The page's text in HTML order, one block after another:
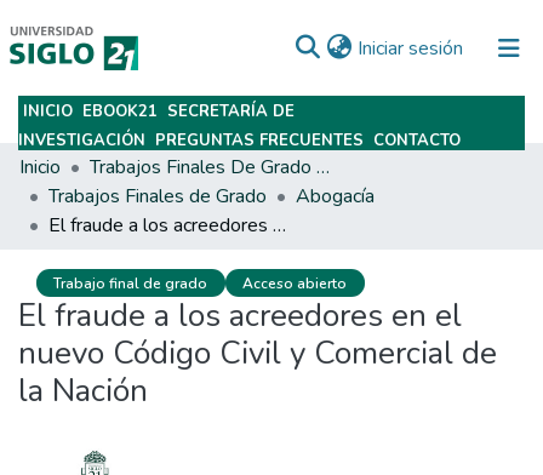
Iniciar sesión (current)
Subir
INICIO EBOOK21 SECRETARÍA DE
INVESTIGACIÓN PREGUNTAS FRECUENTES CONTACTO
Inicio
Trabajos Finales De Grado Y Posgrado
Trabajos Finales de Grado
Abogacía
El fraude a los acreedores en el nuevo Código Civil y Comercial de la Nación
Trabajo final de grado Acceso abierto
El fraude a los acreedores en el
nuevo Código Civil y Comercial de
la Nación